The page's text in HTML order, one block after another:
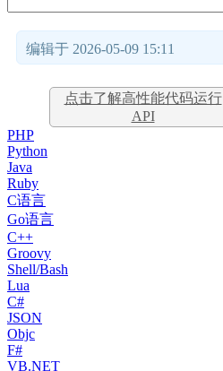
编辑于 2026-05-09 15:11
点击了解高性能代码运行
API
PHP
Python
Java
Ruby
C语言
Go语言
C++
Groovy
Shell/Bash
Lua
C#
JSON
Objc
F#
VB.NET